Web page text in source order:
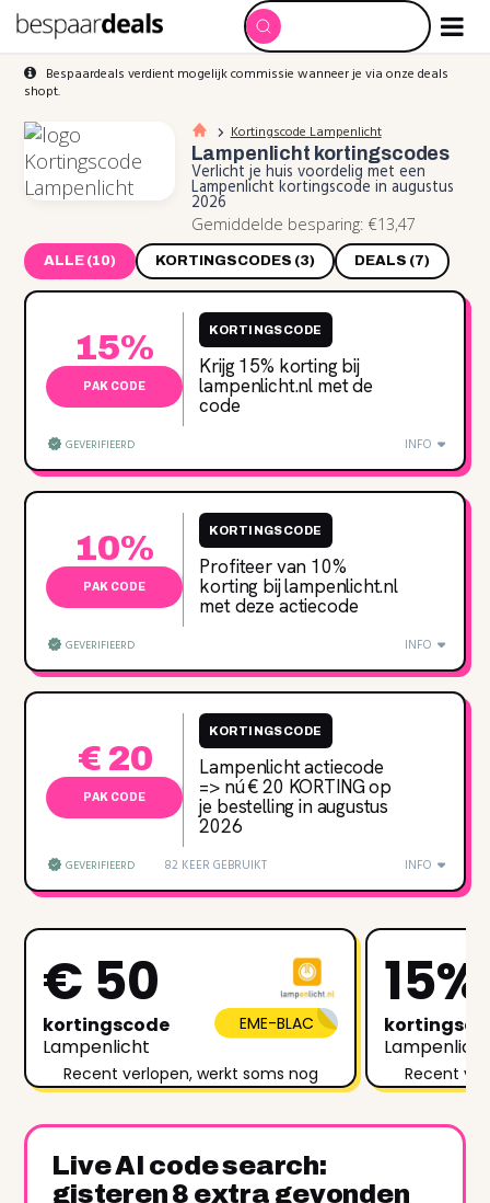
Bespaardeals verdient mogelijk commissie wanneer je via onze deals
shopt.
Kortingscode Lampenlicht
Lampenlicht kortingscodes
Verlicht je huis voordelig met een
Lampenlicht kortingscode in augustus
2026
Gemiddelde besparing: €13,47
ALLE (10) KORTINGSCODES (3) DEALS (7)
15%
PAK CODE
KORTINGSCODE
Krijg 15% korting bij
lampenlicht.nl met de
code
GEVERIFIEERD INFO
10%
PAK CODE
KORTINGSCODE
Profiteer van 10%
korting bij lampenlicht.nl
met deze actiecode
GEVERIFIEERD INFO
€ 20
PAK CODE
KORTINGSCODE
Lampenlicht actiecode
=> nú € 20 KORTING op
je bestelling in augustus
2026
GEVERIFIEERD 82 KEER GEBRUIKT INFO
€ 50
kortingscode
Lampenlicht
EME-BLAC
Recent verlopen, werkt soms nog
15%
Recent
Live AI code search:
gisteren 8 extra gevonden